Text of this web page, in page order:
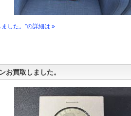
した。”の詳細は »
お買取しました。